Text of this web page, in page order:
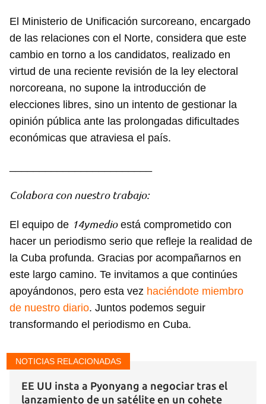
Guardar como favorito
El Ministerio de Unificación surcoreano, encargado
de las relaciones con el Norte, considera que este
cambio en torno a los candidatos, realizado en
virtud de una reciente revisión de la ley electoral
norcoreana, no supone la introducción de
elecciones libres, sino un intento de gestionar la
opinión pública ante las prolongadas dificultades
económicas que atraviesa el país.
Colabora con nuestro trabajo:
El equipo de 14ymedioestá comprometido con
hacer un periodismo serio que refleje la realidad de
la Cuba profunda. Gracias por acompañarnos en
este largo camino. Te invitamos a que continúes
apoyándonos, pero esta vez haciéndote miembro
de nuestro diario. Juntos podemos seguir
transformando el periodismo en Cuba.
NOTICIAS RELACIONADAS
EE UU insta a Pyonyang a negociar tras el
lanzamiento de un satélite en un cohete